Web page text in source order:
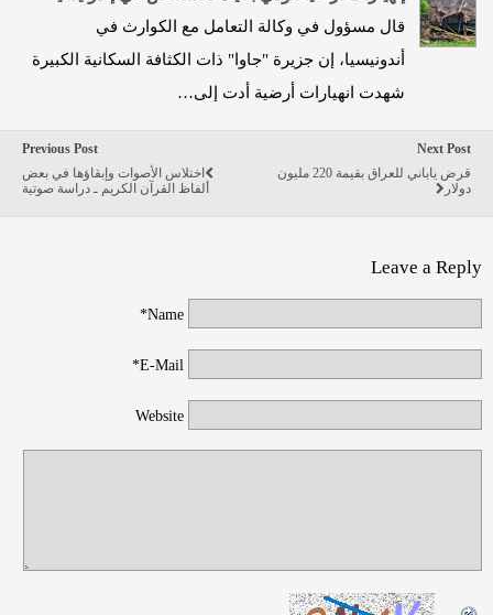
قال مسؤول في وكالة التعامل مع الكوارث في
أندونيسيا، إن جزيرة "جاوا" ذات الكثافة السكانية الكبيرة
شهدت انهيارات أرضية أدت إلى…
Previous Post
اختلاس الأصوات وإبقاؤها في بعض
ألفاظ القرآن الكريم ـ دراسة صوتية
Next Post
قرض ياباني للعراق بقيمة 220 مليون
دولار
Leave a Reply
Name*
E-Mail*
Website